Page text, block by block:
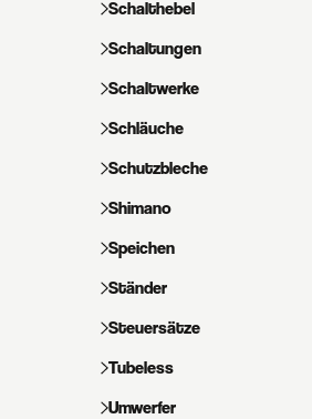
Schalthebel
Schaltungen
Schaltwerke
Schläuche
Schutzbleche
Shimano
Speichen
Ständer
Steuersätze
Tubeless
Umwerfer